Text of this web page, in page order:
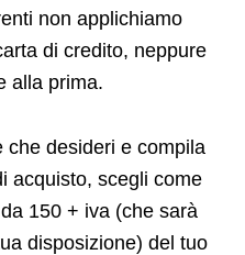
non applichiamo
di credito, neppure
alla prima.
che desideri e compila
acquisto, scegli come
150 + iva (che sarà
disposizione) del tuo